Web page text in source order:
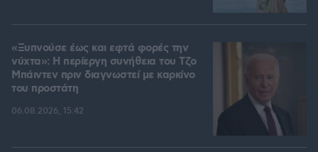
«Ξυπνούσε έως και εφτά φορές την
νύχτα»: Η περίεργη συνήθεια του Τζο
Μπάιντεν πριν διαγνωστεί με καρκίνο
του προστάτη
06.08.2026, 15:42